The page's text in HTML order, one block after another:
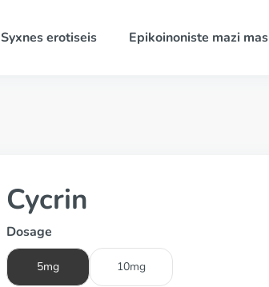
Syxnes erotiseis Epikoinoniste mazi mas
Cycrin
Dosage
5mg 10mg